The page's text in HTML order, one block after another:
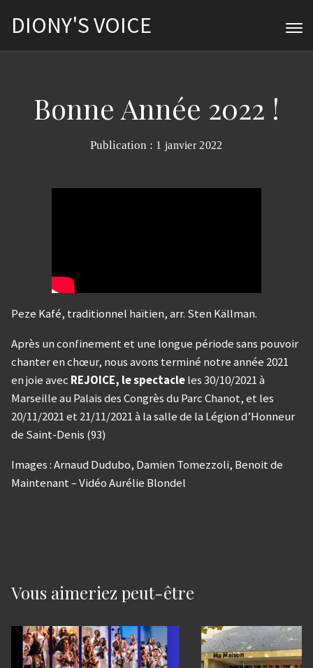
DIONY'S VOICE
Bonne Année 2022 !
Publication : 1 janvier 2022
Peze Kafé, traditionnel haïtien, arr. Sten Källman.
Après un confinement et une longue période sans pouvoir
chanter en chœur, nous avons terminé notre année 2021
en joie avec REJOICE, le spectacleles 30/10/2021 à
Marseille au Palais des Congrès du Parc Chanot, et les
20/11/2021 et 21/11/2021 à la salle de la Légion d’Honneur
de Saint-Denis (93)
Images : Arnaud Dudubo, Damien Tomezzoli, Benoit de
Maintenant – Vidéo Aurélie Blondel
Vous aimeriez peut-être